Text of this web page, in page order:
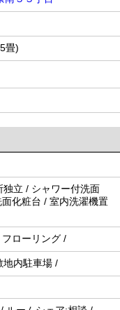
畳)
立 / シャワー付洗面
化粧台 / 室内洗濯機置
ローリング /
地内駐車場 /